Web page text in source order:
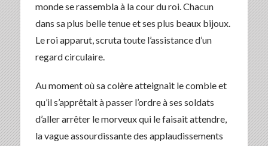
monde se rassembla à la cour du roi. Chacun
dans sa plus belle tenue et ses plus beaux bijoux.
Le roi apparut, scruta toute l’assistance d’un
regard circulaire.
Au moment où sa colère atteignait le comble et
qu’il s’apprêtait à passer l’ordre à ses soldats
d’aller arrêter le morveux qui le faisait attendre,
la vague assourdissante des applaudissements